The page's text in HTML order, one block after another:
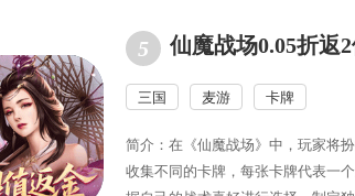
仙魔战场0.05折返
三国 麦游 卡牌
简介：在《仙魔战场》中，玩家将
收集不同的卡牌，每张卡牌代表一